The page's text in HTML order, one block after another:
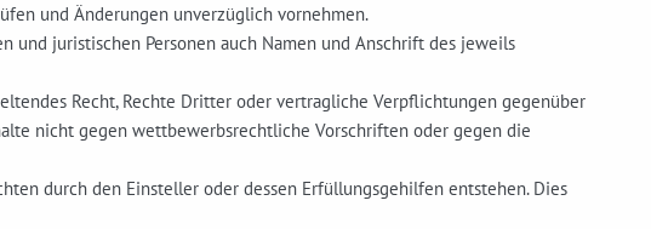
und Änderungen unverzüglich vornehmen.
und juristischen Personen auch Namen und Anschrift des jeweils
Recht, Rechte Dritter oder vertragliche Verpflichtungen gegenüber
nicht gegen wettbewerbsrechtliche Vorschriften oder gegen die
durch den Einsteller oder dessen Erfüllungsgehilfen entstehen. Dies